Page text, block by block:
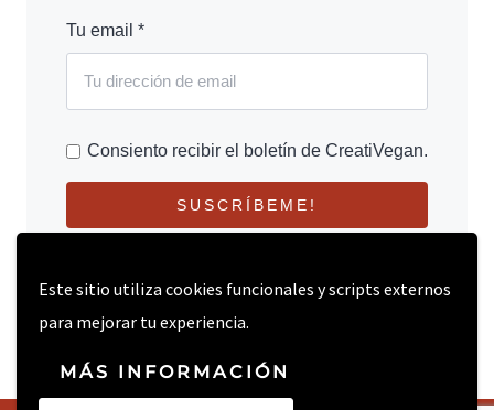
Este sitio utiliza cookies funcionales y scripts externos
para mejorar tu experiencia.
MÁS INFORMACIÓN
Tu email *
Consiento recibir el boletín de CreatiVegan.
SUSCRÍBEME!